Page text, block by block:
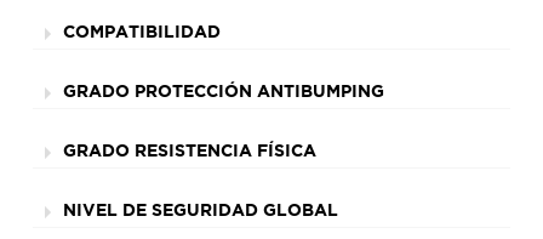
COMPATIBILIDAD
GRADO PROTECCIÓN ANTIBUMPING
GRADO RESISTENCIA FÍSICA
NIVEL DE SEGURIDAD GLOBAL